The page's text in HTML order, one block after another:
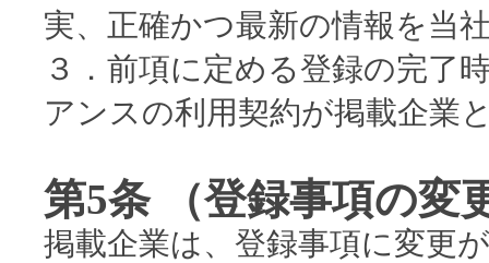
実、正確かつ最新の情報を当
３．前項に定める登録の完了
アンスの利用契約が掲載企業
第5条 （登録事項の変
掲載企業は、登録事項に変更